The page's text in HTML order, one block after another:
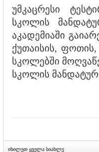
უმკაცრესი
სკოლის
აკადემიაში
ქუთაისის,
სკოლებში
სკოლის
იხილეთ ყველა სიახლე